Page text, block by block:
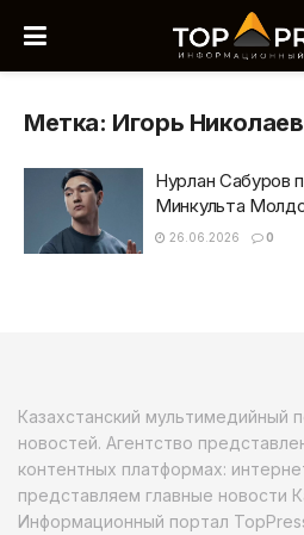
Метка: Игорь Николаев
Нурлан Сабуров
Минкульта
26.06.2026 0
Казахстанский мультимедийный
новостей. Агентство
контентных платформах:
представляем главные новости
Информационный портал